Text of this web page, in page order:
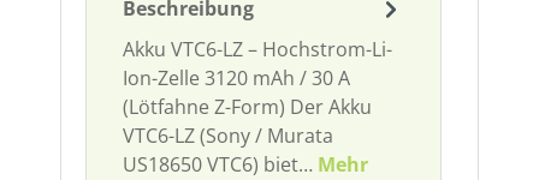
Beschreibung
Akku VTC6-LZ – Hochstrom-Li-
Ion-Zelle 3120 mAh / 30 A
(Lötfahne Z-Form) Der Akku
VTC6-LZ (Sony / Murata
US18650 VTC6) biet… Mehr